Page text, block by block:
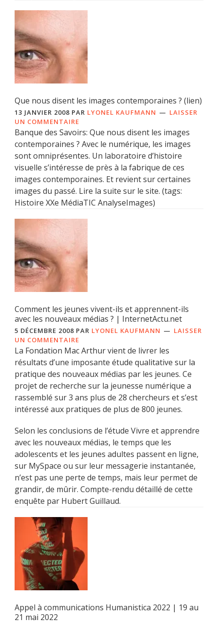
Que nous disent les images contemporaines ? (lien)
13 JANVIER 2008 PAR LYONEL KAUFMANN
LAISSER
UN COMMENTAIRE
Banque des Savoirs: Que nous disent les images
contemporaines ? Avec le numérique, les images
sont omniprésentes. Un laboratoire d’histoire
visuelle s’intéresse de près à la fabrique de ces
images contemporaines. Et revient sur certaines
images du passé. Lire la suite sur le site. (tags:
Histoire XXe MédiaTIC AnalyseImages)
Comment les jeunes vivent-ils et apprennent-ils
avec les nouveaux médias ? | InternetActu.net
5 DÉCEMBRE 2008 PAR LYONEL KAUFMANN
LAISSER
UN COMMENTAIRE
La Fondation Mac Arthur vient de livrer les
résultats d’une imposante étude qualitative sur la
pratique des nouveaux médias par les jeunes. Ce
projet de recherche sur la jeunesse numérique a
rassemblé sur 3 ans plus de 28 chercheurs et s’est
intéressé aux pratiques de plus de 800 jeunes.
Selon les conclusions de l’étude Vivre et apprendre
avec les nouveaux médias, le temps que les
adolescents et les jeunes adultes passent en ligne,
sur MySpace ou sur leur messagerie instantanée,
n’est pas une perte de temps, mais leur permet de
grandir, de mûrir. Compte-rendu détaillé de cette
enquête par Hubert Guillaud.
Appel à communications Humanistica 2022 | 19 au
21 mai 2022